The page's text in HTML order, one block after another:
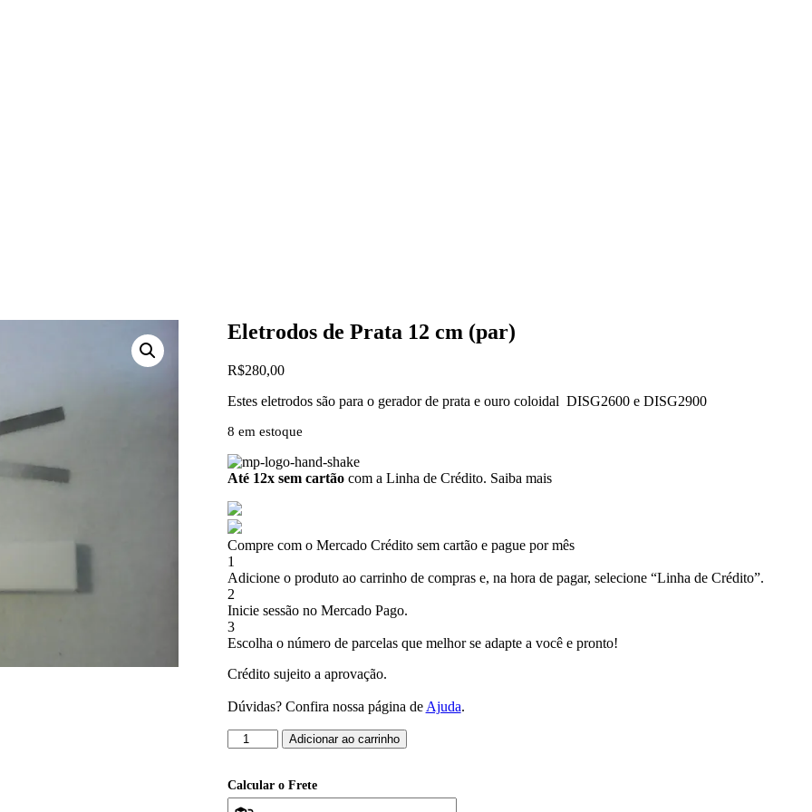
Eletrodos de Prata 12 cm (par)
R$280,00
Estes eletrodos são para o gerador de prata e ouro coloidal DISG2600 e DISG2900
8 em estoque
Até 12x sem cartãocom a Linha de Crédito. Saiba mais
Compre com o Mercado Crédito sem cartão e pague por mês
1
Adicione o produto ao carrinho de compras e, na hora de pagar, selecione “Linha de Crédito”.
2
Inicie sessão no Mercado Pago.
3
Escolha o número de parcelas que melhor se adapte a você e pronto!
Crédito sujeito a aprovação.
Dúvidas? Confira nossa página de Ajuda.
Eletrodos
de
12
cm
Adicionar ao carrinho
Calcular o Frete